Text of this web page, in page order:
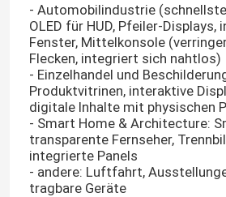
- Automobilindustrie
OLED für HUD, Pfeiler-Displays,
Fenster, Mittelkonsole
Flecken, integriert sich nahtlos)
- Einzelhandel und
Produktvitrinen, interaktive
digitale Inhalte mit physischen
- Smart Home & Architecture:
transparente Fernseher,
integrierte Panels
- andere: Luftfahrt,
tragbare Geräte